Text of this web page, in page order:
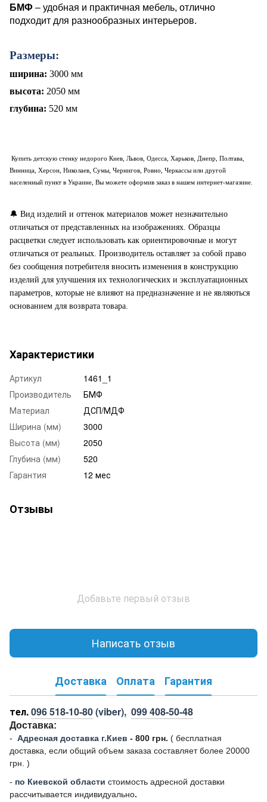
БМФ – удобная и практичная мебель, отлично
подходит для разнообразных интерьеров.
Размеры:
ширина: 3000 мм
высота: 2050 мм
глубина: 520 мм
Купить детскую стенку недорого Киев, Львов, Одесса, Харьков, Днепр, Полтава,
Винница, Херсон, Николаев, Сумы, Чернигов, Ровно, Черкассы или другой
населенный пункт в Украине, Вы можете оформив заказ в нашем интернет-магазине.
🔔 Вид изделий и оттенок материалов может незначительно
отличаться от представленных на изображениях. Образцы
расцветки следует использовать как ориентировочные и могут
отличаться от реальных. Производитель оставляет за собой право
без сообщения потребителя вносить изменения в конструкцию
изделий для улучшения их технологических и эксплуатационных
параметров, которые не влияют на предназначение и не являються
основанием для возврата товара.
Характеристики
Артикул
1461_1
Производитель
БМФ
Материал
ДСП/МДФ
Ширина (мм)
3000
Высота (мм)
2050
Глубина (мм)
520
Гарантия
12 мес
Отзывы
Добавьте первый отзыв
Написать отзыв
Доставка Оплата Гарантия
тел.096 518-10-80(viber), 099 408-50-48
Доставка:
- Адресная доставка г.Киев - 800 грн. ( бесплатная
доставка, если общий объем заказа составляет более 20000
грн. )
- по Киевской области стоимость адресной доставки
рассчитывается индивидуально.